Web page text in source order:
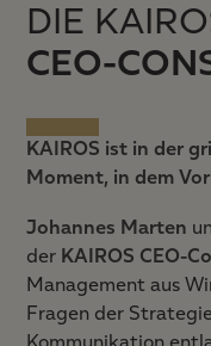
DIE
CEO-
KAIROS ist in der
Moment, in dem
Johannes Marten
der KAIROS CEO-
Management aus
Fragen der